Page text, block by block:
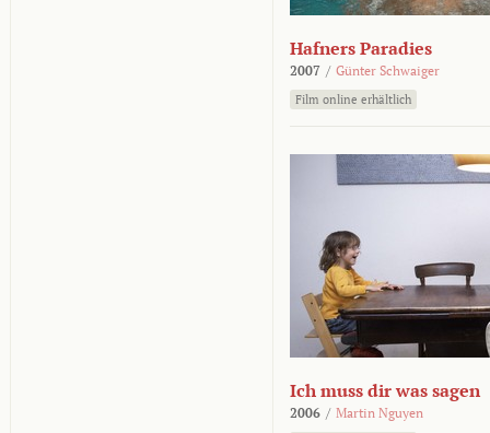
Hafners Paradies
2007 / Günter Schwaiger
Film online erhältlich
Ich muss dir was sagen
2006 / Martin Nguyen